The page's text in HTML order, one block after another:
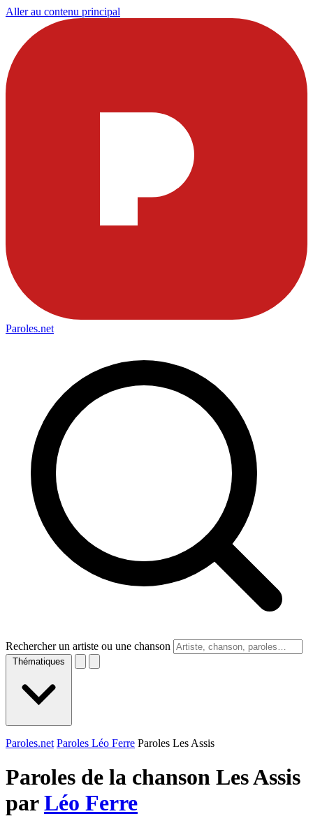
Aller au contenu principal
Paroles.net
Rechercher un artiste ou une chanson
Thématiques
Paroles.net Paroles Léo Ferre Paroles Les Assis
Paroles de la chanson Les Assis
parLéo Ferre